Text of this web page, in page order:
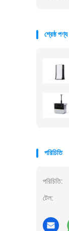
শ্রেষ্ঠ পণ্য
পরিচিতি
পরিচিতি:
টেল: